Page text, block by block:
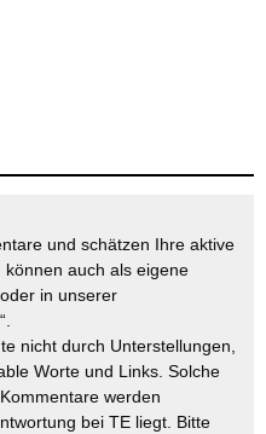
und schätzen Ihre aktive
auch als eigene
in unserer
nicht durch Unterstellungen,
Worte und Links. Solche
werden
bei TE liegt. Bitte